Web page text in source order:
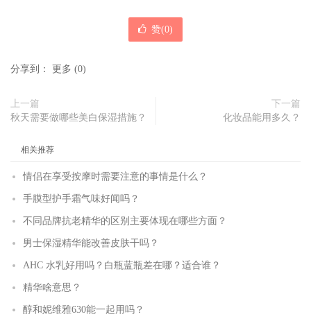
赞(0)
分享到： 更多 (0)
上一篇
秋天需要做哪些美白保湿措施？
下一篇
化妆品能用多久？
相关推荐
情侣在享受按摩时需要注意的事情是什么？
手膜型护手霜气味好闻吗？
不同品牌抗老精华的区别主要体现在哪些方面？
男士保湿精华能改善皮肤干吗？
AHC 水乳好用吗？白瓶蓝瓶差在哪？适合谁？
精华啥意思？
醇和妮维雅630能一起用吗？